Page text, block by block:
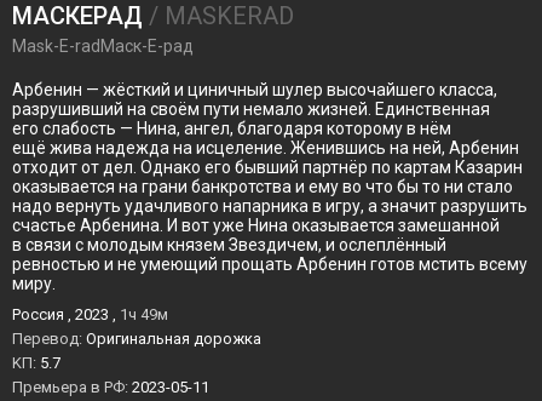
МАСКЕРАД / MASKERAD
Mask-E-radМаск-Е-рад
Арбенин — жёсткий и циничный шулер высочайшего класса,
разрушивший на своём пути немало жизней. Единственная
его слабость — Нина, ангел, благодаря которому в нём
ещё жива надежда на исцеление. Женившись на ней, Арбенин
отходит от дел. Однако его бывший партнёр по картам Казарин
оказывается на грани банкротства и ему во что бы то ни стало
надо вернуть удачливого напарника в игру, а значит разрушить
счастье Арбенина. И вот уже Нина оказывается замешанной
в связи с молодым князем Звездичем, и ослеплённый
ревностью и не умеющий прощать Арбенин готов мстить всему
миру.
Россия , 2023 , 1ч 49м
Перевод: Оригинальная дорожка
KП: 5.7
Премьера в РФ: 2023-05-11